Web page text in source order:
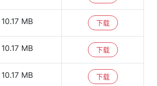
10.17 MB 下载
10.17 MB 下载
10.17 MB 下载